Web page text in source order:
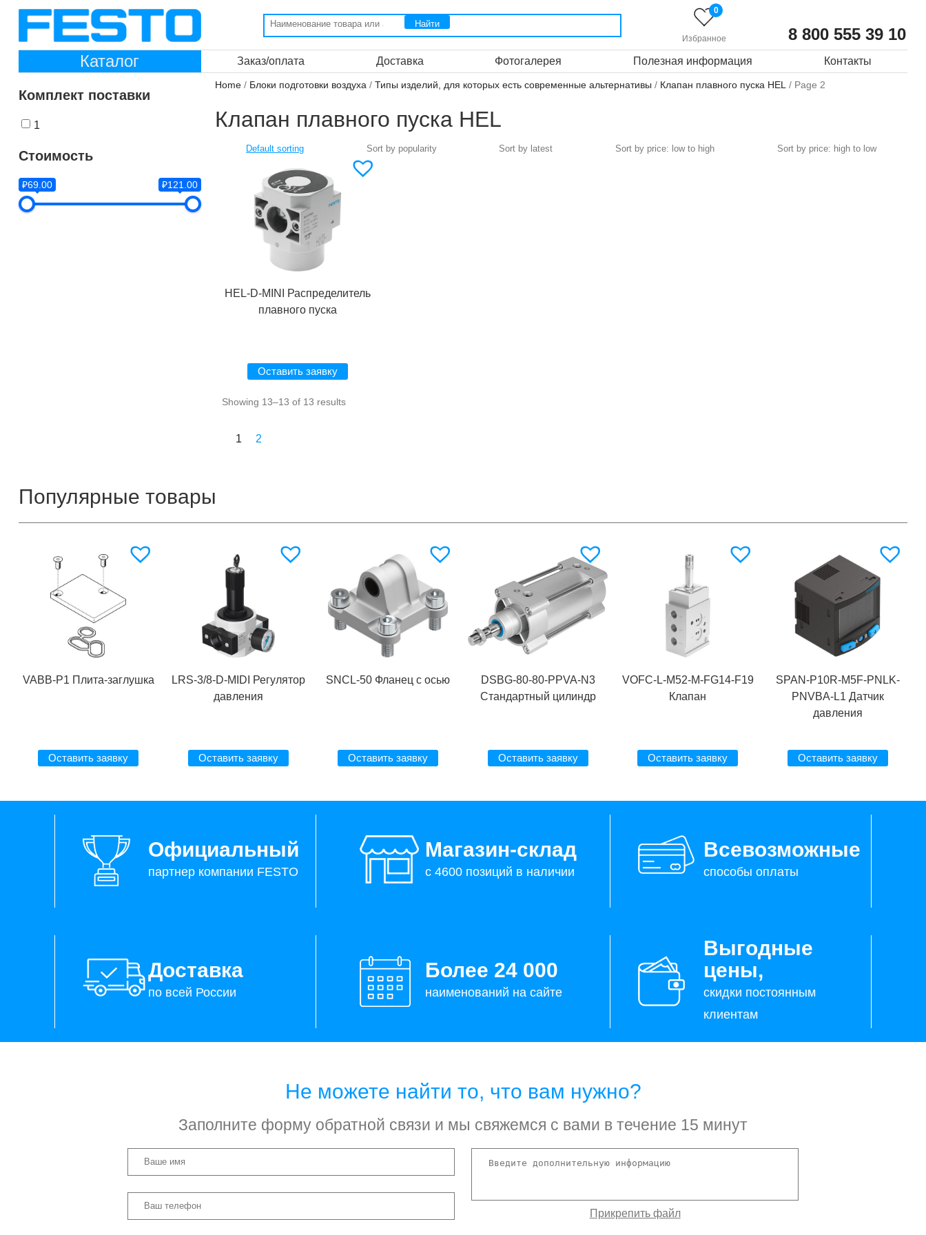
Избранное
0
8 800 555 39 10
Каталог
Заказ/оплата Доставка Фотогалерея Полезная информация Контакты
Комплект поставки
1
Стоимость
₽69.00 ₽121.00
Home/ Блоки подготовки воздуха / Типы изделий, для которых есть современные альтернативы / Клапан плавного пуска HEL / Page 2
Клапан плавного пуска HEL
HEL-D-MINI Распределитель
плавного пуска
Оставить заявку
Showing 13–13 of 13 results
1 2
Популярные товары
VABB-P1 Плита-заглушка
Оставить заявку
LRS-3/8-D-MIDI Регулятор
давления
Оставить заявку
SNCL-50 Фланец с осью
Оставить заявку
DSBG-80-80-PPVA-N3
Стандартный цилиндр
Оставить заявку
VOFC-L-M52-M-FG14-F19
Клапан
Оставить заявку
SPAN-P10R-M5F-PNLK-
PNVBA-L1 Датчик
давления
Оставить заявку
Официальный
партнер компании FESTO
Магазин-склад
с 4600 позиций в наличии
Всевозможные
способы оплаты
Доставка
по всей России
Более 24 000
наименований на сайте
Выгодные
цены,
скидки постоянным
клиентам
Не можете найти то, что вам нужно?
Заполните форму обратной связи и мы свяжемся с вами в течение 15 минут